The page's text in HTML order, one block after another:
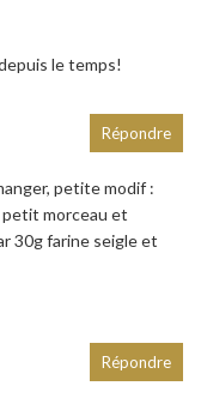
le temps!
petite modif :
morceau et
30g farine seigle et
Répondre
Répondre